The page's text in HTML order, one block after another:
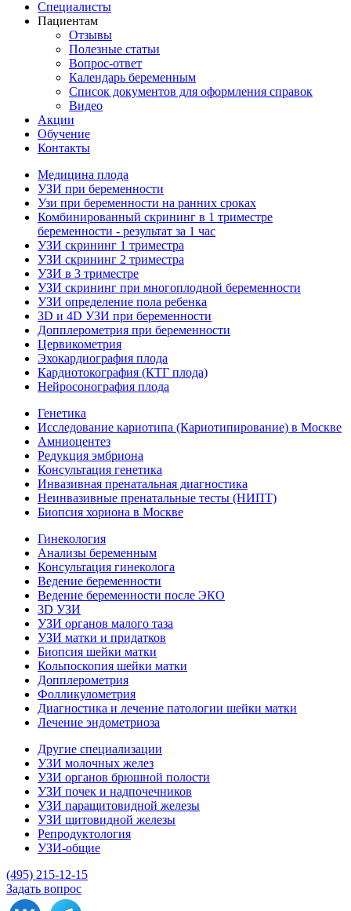
Специалисты
Пациентам
Отзывы
Полезные статьи
Вопрос-ответ
Календарь беременным
Список документов для оформления справок
Видео
Акции
Обучение
Контакты
Медицина плода
УЗИ при беременности
Узи при беременности на ранних сроках
Комбинированный скрининг в 1 триместре
беременности - результат за 1 час
УЗИ скрининг 1 триместра
УЗИ скрининг 2 триместра
УЗИ в 3 триместре
УЗИ скрининг при многоплодной беременности
УЗИ определение пола ребенка
3D и 4D УЗИ при беременности
Допплерометрия при беременности
Цервикометрия
Эхокардиография плода
Кардиотокография (КТГ плода)
Нейросонография плода
Генетика
Исследование кариотипа (Кариотипирование) в Москве
Амниоцентез
Редукция эмбриона
Консультация генетика
Инвазивная пренатальная диагностика
Неинвазивные пренатальные тесты (НИПТ)
Биопсия хориона в Москве
Гинекология
Анализы беременным
Консультация гинеколога
Ведение беременности
Ведение беременности после ЭКО
3D УЗИ
УЗИ органов малого таза
УЗИ матки и придатков
Биопсия шейки матки
Кольпоскопия шейки матки
Допплерометрия
Фолликулометрия
Диагностика и лечение патологии шейки матки
Лечение эндометриоза
Другие специализации
УЗИ молочных желез
УЗИ органов брюшной полости
УЗИ почек и надпочечников
УЗИ паращитовидной железы
УЗИ щитовидной железы
Репродуктология
УЗИ-общие
(495) 215-12-15
Задать вопрос